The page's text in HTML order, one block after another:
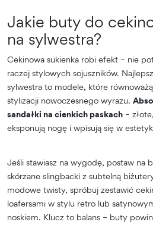
Jakie buty do
na sylwestra?
Cekinowa sukienka robi efekt – nie
raczej stylowych sojuszników.
sylwestra to modele, które
stylizacji nowoczesnego wyrazu.
sandałki na cienkich paskach –
eksponują nogę i wpisują się w
Jeśli stawiasz na wygodę, postaw na
skórzane slingbacki z subtelną
modowe twisty, spróbuj zestawić
loafersami w stylu retro lub
noskiem. Klucz to balans – buty